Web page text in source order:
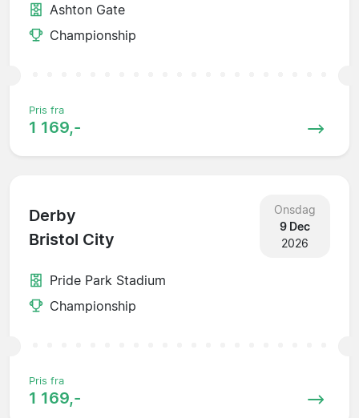
Ashton Gate
Championship
Pris fra
1 169,-
Derby
Bristol City
Onsdag
9 Dec
2026
Pride Park Stadium
Championship
Pris fra
1 169,-